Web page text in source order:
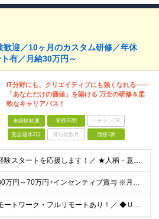
歓迎／10ヶ月のカスタム研修／年休
有／月給30万円～
IT分野にも、クリエイティブにも強くなれる――
「あなただけの価値」を築ける 万全の研修＆柔
軟なキャリアパス！
未経験歓迎 学歴不問 ベテランOK
完全週休2日 賞与複数月 面接1回
＼未経験スタートを応援します！／ ★人柄・意欲を重視した採用★ 育成を前提とした採用のため、 「PCに触ったことがほとんどない…」という方の挑戦も歓迎！ ＜例えば…＞ ●やりたいことはあるけど、ス
月給30万円～70万円+インセンティブ賞与 ※月給額は経験・スキルを考慮の上、決定いたします。 【インセンティブについて】 自社サービスを提案し、サービス化した場合、一部の利益をインセンティブとして
＼リモートワーク・フルリモートあり！／ ◆Ｕ・Ｉターン歓迎 ◆転居を伴う転勤はありません。 ◆配属先はお住まいや希望を考慮し決定します。 ◆マイカー通勤OK（駐車場あり／プロジェクトによる） 【本